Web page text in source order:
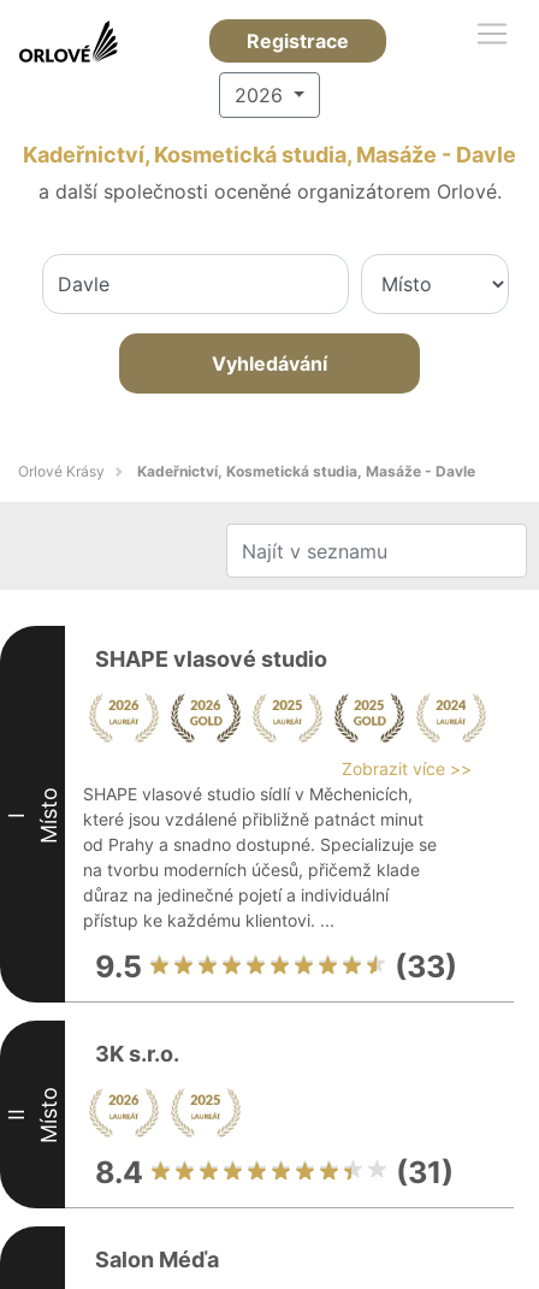
Registrace
2026
Kadeřnictví, Kosmetická studia, Masáže - Davle
a další společnosti oceněné organizátorem Orlové.
Vyhledávání
Orlové Krásy Kadeřnictví, Kosmetická studia, Masáže - Davle
I Místo
SHAPE vlasové studio
Zobrazit více >>
SHAPE vlasové studio sídlí v Měchenicích,
které jsou vzdálené přibližně patnáct minut
od Prahy a snadno dostupné. Specializuje se
na tvorbu moderních účesů, přičemž klade
důraz na jedinečné pojetí a individuální
přístup ke každému klientovi. ...
9.5 (33)
II Místo
3K s.r.o.
8.4 (31)
Salon Méďa